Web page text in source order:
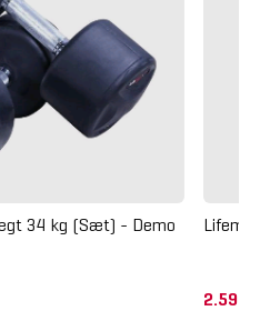
34 kg (Sæt) - Demo
2.595